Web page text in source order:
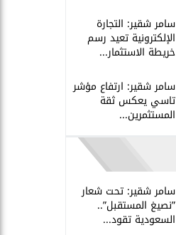
سامر شقير: التجارة
الإلكترونية تعيد رسم
خريطة الاستثمار...
سامر شقير: ارتفاع مؤشر
تاسي يعكس ثقة
المستثمرين...
سامر شقير: تحت شعار
”نصيغ المستقبل”..
السعودية تقود...